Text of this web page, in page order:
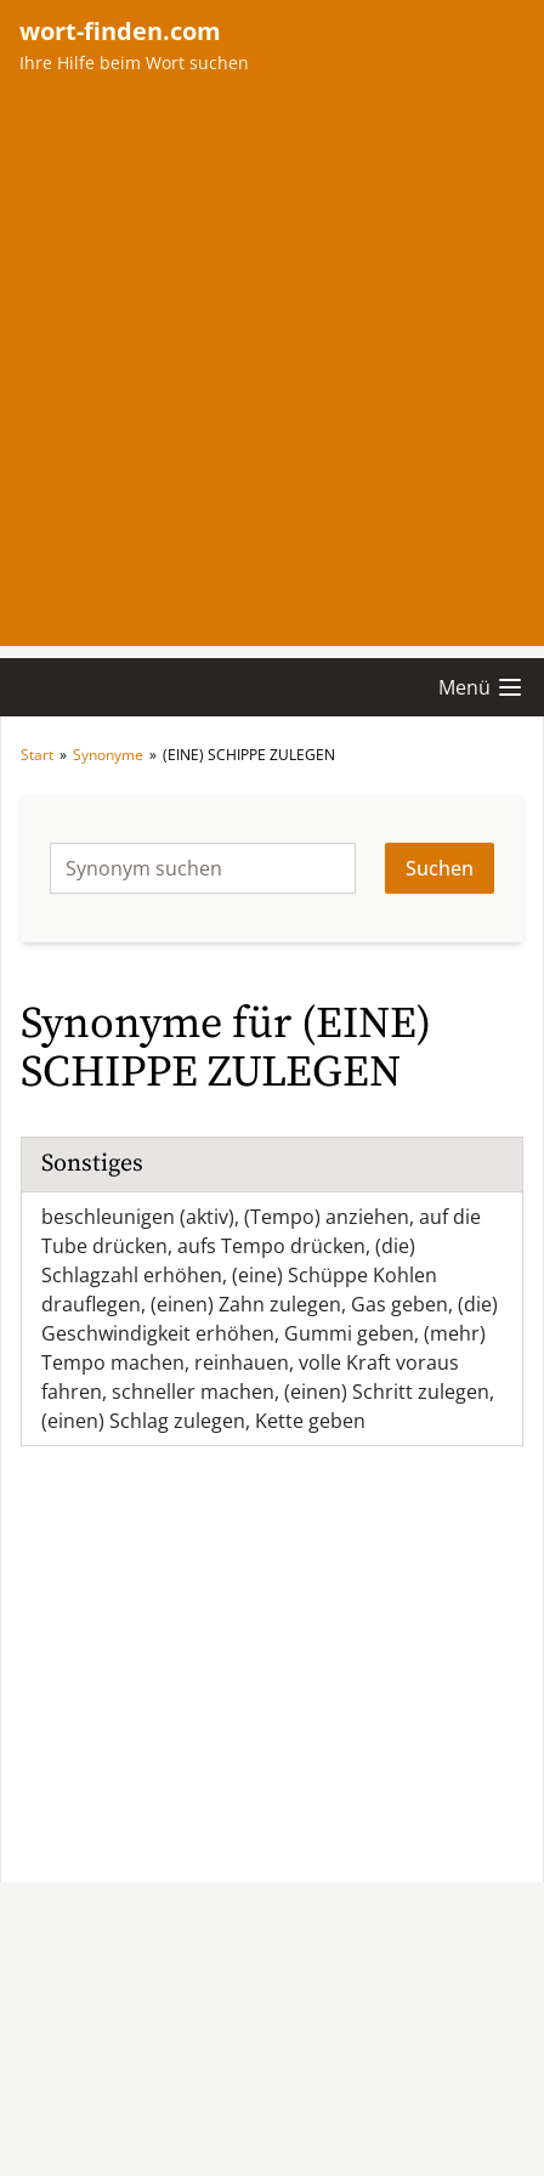
wort-finden.com
Ihre Hilfe beim Wort suchen
Menü
Start » Synonyme » (EINE) SCHIPPE ZULEGEN
Suchen
Synonyme für (EINE)
SCHIPPE ZULEGEN
Sonstiges
beschleunigen (aktiv), (Tempo) anziehen, auf die
Tube drücken, aufs Tempo drücken, (die)
Schlagzahl erhöhen, (eine) Schüppe Kohlen
drauflegen, (einen) Zahn zulegen, Gas geben, (die)
Geschwindigkeit erhöhen, Gummi geben, (mehr)
Tempo machen, reinhauen, volle Kraft voraus
fahren, schneller machen, (einen) Schritt zulegen,
(einen) Schlag zulegen, Kette geben